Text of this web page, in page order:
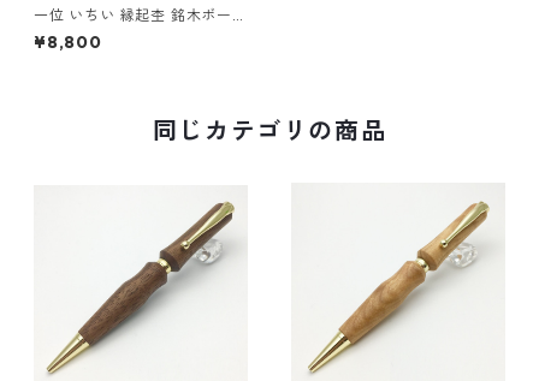
一位 いちい 縁起杢 銘木ボール
ペン ウッドペン 木のボールペ
ン パーカータイプ SP15200
¥8,800
同じカテゴリの商品